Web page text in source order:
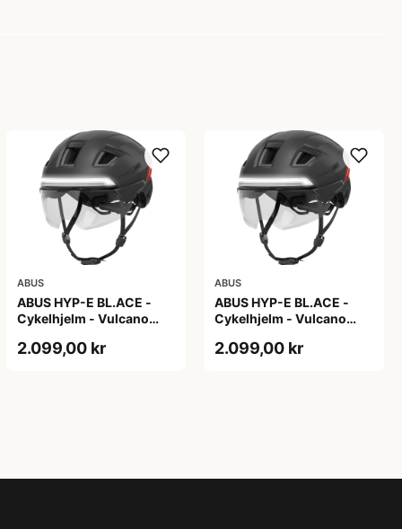
ABUS
ABUS HYP-E BL.ACE -
Cykelhjelm - Vulcano
2.099,00 kr
ABUS
ABUS HYP-E BL.ACE -
Cykelhjelm - Vulcano
2.099,00 kr